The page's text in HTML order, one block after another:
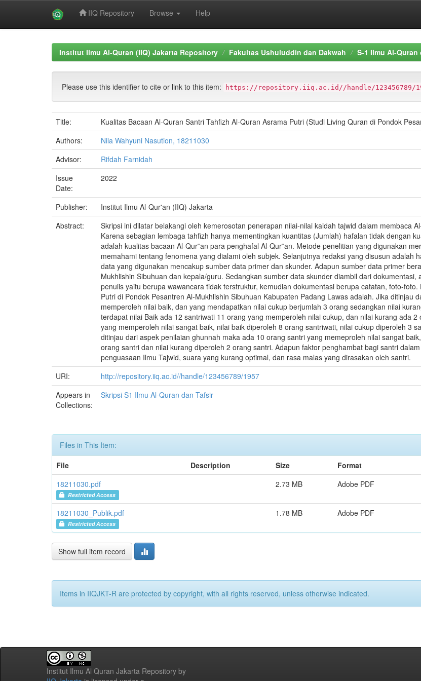
IIQ Repository Browse Help
Institut Ilmu Al-Quran (IIQ) Jakarta Repository Fakultas Ushuluddin dan Dakwah S-1 Ilmu Al-Quran
Please use this identifier to cite or link to this item: https://repository.iiq.ac.id//handle/123456789/
Title:
Kualitas Bacaan Al-Quran Santri Tahfizh Al-Quran Asrama Putri (Studi Living Quran di Pondok
Authors:
Nila Wahyuni Nasution, 18211030
Advisor:
Rifdah Farnidah
Issue
Date:
2022
Publisher:
Institut Ilmu Al-Qur'an (IIQ) Jakarta
Abstract:
Skripsi ini dilatar belakangi oleh kemerosotan penerapan nilai-nilai kaidah tajwid dalam membaca
Karena sebagian lembaga tahfizh hanya mementingkan kuantitas (Jumlah) hafalan tidak dengan
adalah kualitas bacaan Al-Qur‟an para penghafal Al-Qur‟an. Metode penelitian yang digunakan
memahami tentang fenomena yang dialami oleh subjek. Selanjutnya redaksi yang disusun adalah
data yang digunakan mencakup sumber data primer dan skunder. Adapun sumber data primer
Mukhlishin Sibuhuan dan kepala/guru. Sedangkan sumber data skunder diambil dari
penulis yaitu berupa wawancara tidak terstruktur, kemudian dokumentasi berupa catatan, foto-
Putri di Pondok Pesantren Al-Mukhlishin Sibuhuan Kabupaten Padang Lawas adalah. Jika ditinjau
memperoleh nilai baik, dan yang mendapatkan nilai cukup berjumlah 3 orang sedangkan nilai
terdapat nilai Baik ada 12 santriwati 11 orang yang memperoleh nilai cukup, dan nilai kurang ada
yang memperoleh nilai sangat baik, nilai baik diperoleh 8 orang santriwati, nilai cukup diperoleh 3
ditinjau dari aspek penilaian ghunnah maka ada 10 orang santri yang memeproleh nilai sangat
orang santri dan nilai kurang diperoleh 2 orang santri. Adapun faktor penghambat bagi santri
penguasaan Ilmu Tajwid, suara yang kurang optimal, dan rasa malas yang dirasakan oleh santri.
URI:
http://repository.iiq.ac.id//handle/123456789/1957
Appears in
Collections:
Skripsi S1 Ilmu Al-Quran dan Tafsir
Files in This Item:
File
Description Size
Format
18211030.pdf
Restricted Access
2.73 MB Adobe PDF
18211030_Publik.pdf
Restricted Access
1.78 MB Adobe PDF
Show full item record
Items in IIQJKT-R are protected by copyright, with all rights reserved, unless otherwise indicated.
Institut Ilmu Al Quran Jakarta Repository by